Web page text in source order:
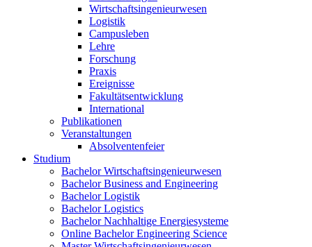
Wirtschaftsingenieurwesen
Logistik
Campusleben
Lehre
Forschung
Praxis
Ereignisse
Fakultätsentwicklung
International
Publikationen
Veranstaltungen
Absolventenfeier
Studium
Bachelor Wirtschaftsingenieurwesen
Bachelor Business and Engineering
Bachelor Logistik
Bachelor Logistics
Bachelor Nachhaltige Energiesysteme
Online Bachelor Engineering Science